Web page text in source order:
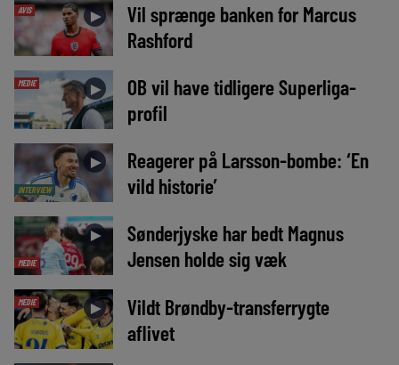
AVIS ►
Vil sprænge banken for Marcus
Rashford
MEDIE ►
OB vil have tidligere Superliga-
profil
INTERVIEW
►
Reagerer på Larsson-bombe: ‘En
vild historie’
MEDIE
►
Sønderjyske har bedt Magnus
Jensen holde sig væk
MEDIE ►
Vildt Brøndby-transferrygte
aflivet